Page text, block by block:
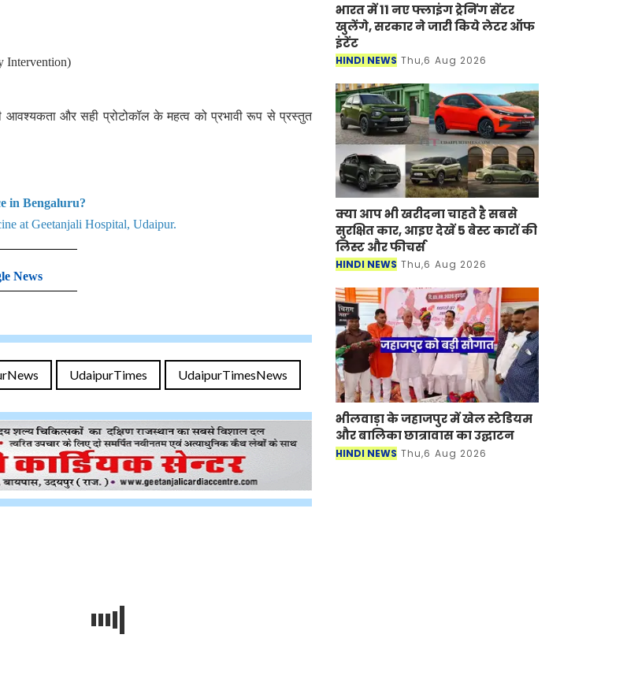
Intervention)
आवश्यकता और सही प्रोटोकॉल के महत्व को प्रभावी रूप से प्रस्तुत
in Bengaluru?
at Geetanjali Hospital, Udaipur.
News
UdaipurTimes UdaipurTimesNews
भारत में 11 नए फ्लाइंग ट्रेनिंग सेंटर
खुलेंगे, सरकार ने जारी किये लेटर ऑफ
इंटेंट
HINDI NEWS Thu,6 Aug 2026
क्या आप भी खरीदना चाहते है सबसे
सुरक्षित कार, आइए देखें 5 बेस्ट कारों की
लिस्ट और फीचर्स
HINDI NEWS Thu,6 Aug 2026
भीलवाड़ा के जहाजपुर में खेल स्टेडियम
और बालिका छात्रावास का उद्घाटन
HINDI NEWS Thu,6 Aug 2026